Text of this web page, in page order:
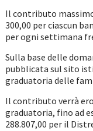
Il contributo
300,00 per ciascun
per ogni settimana
Sulla base delle
pubblicata sul sito
graduatoria delle
Il contributo verrà
graduatoria, fino ad
288.807,00 per il